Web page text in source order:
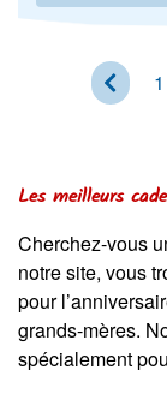
< 1
Les meilleurs
Cherchez-vous
notre site, vous
pour
grands-mères.
spécialement